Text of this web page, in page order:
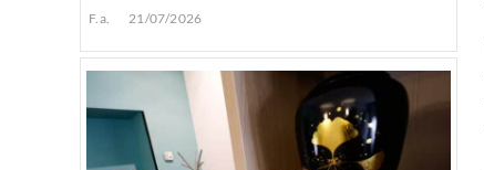
F.a. 21/07/2026